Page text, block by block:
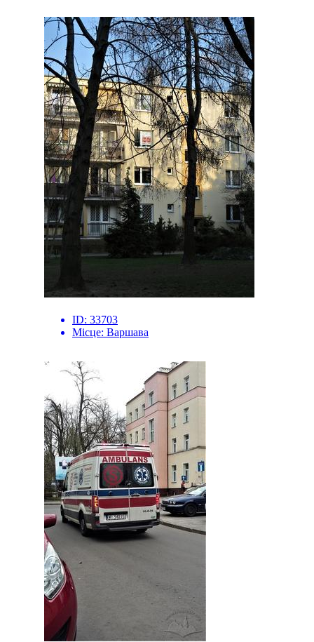
ID: 33703
Місце: Варшава